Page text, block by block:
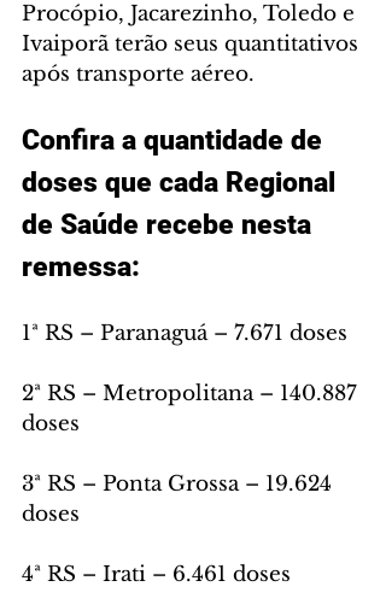
Procópio, Jacarezinho, Toledo e
Ivaiporã terão seus quantitativos
após transporte aéreo.
Confira a quantidade de
doses que cada Regional
de Saúde recebe nesta
remessa:
1ª RS – Paranaguá – 7.671 doses
2ª RS – Metropolitana – 140.887
doses
3ª RS – Ponta Grossa – 19.624
doses
4ª RS – Irati – 6.461 doses